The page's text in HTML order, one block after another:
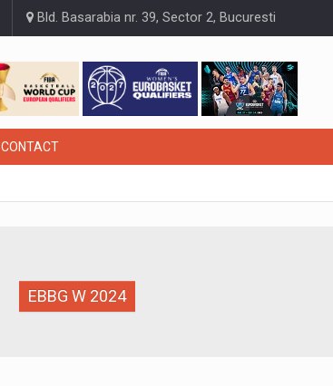
Bld. Basarabia nr. 39, Sector 2, Bucuresti
CONTACT
EBBG W 2024